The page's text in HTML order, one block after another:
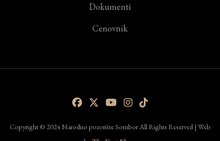
Dokumenti
Cenovnik
Copyright © 2024 Narodno pozorište Sombor All Rights Reserved | Web